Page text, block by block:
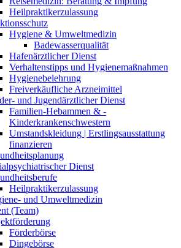
Heilpraktikerzulassung
Hygiene & Umweltmedizin
Badewasserqualität
Hafenärztlicher Dienst
Verhaltenstipps und Hygienemaßnahmen
Hygienebelehrung
Freiverkäufliche Arzneimittel
und Jugendärztlicher Dienst
Familien-Hebammen & -
Kinderkrankenschwestern
Umstandskleidung | Erstlingsausstattung
finanzieren
Dienst
Heilpraktikerzulassung
und Umweltmedizin
(Team)
Förderbörse
Dingebörse